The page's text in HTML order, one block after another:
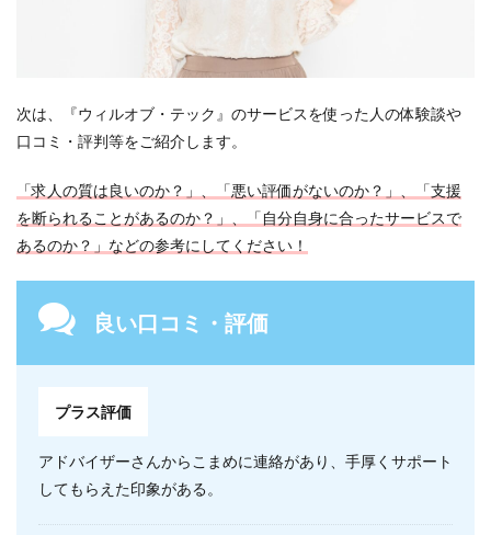
次は、『ウィルオブ・テック』のサービスを使った人の体験談や
口コミ・評判等をご紹介します。
「求人の質は良いのか？」、「悪い評価がないのか？」、「支援
を断られることがあるのか？」、「自分自身に合ったサービスで
あるのか？」などの参考にしてください！
良い口コミ・評価
プラス評価
アドバイザーさんからこまめに連絡があり、手厚くサポート
してもらえた印象がある。